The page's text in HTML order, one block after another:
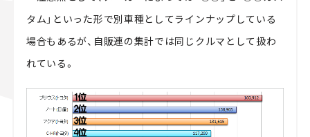
タム」といった形で別車種としてラインナップしている
場合もあるが、自販連の集計では同じクルマとして扱わ
れている。